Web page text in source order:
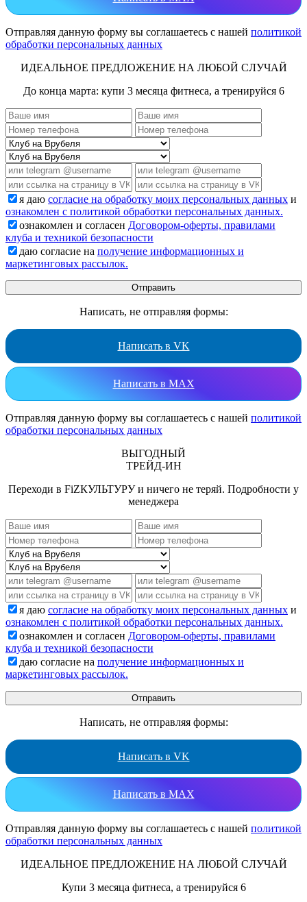
Отправляя данную форму вы соглашаетесь с нашей политикой
обработки персональных данных
ИДЕАЛЬНОЕ ПРЕДЛОЖЕНИЕ НА ЛЮБОЙ СЛУЧАЙ
До конца марта: купи 3 месяца фитнеса, а тренируйся 6
я даю согласие на обработку моих персональных данных и
ознакомлен с политикой обработки персональных данных.
ознакомлен и согласен Договором-оферты, правилами
клуба и техникой безопасности
даю согласие на получение информационных и
маркетинговых рассылок.
Написать, не отправляя формы:
Написать в VK
Написать в MAX
Отправляя данную форму вы соглашаетесь с нашей политикой
обработки персональных данных
ВЫГОДНЫЙ
ТРЕЙД-ИН
Переходи в FiZКУЛЬТУРУ и ничего не теряй. Подробности у
менеджера
я даю согласие на обработку моих персональных данных и
ознакомлен с политикой обработки персональных данных.
ознакомлен и согласен Договором-оферты, правилами
клуба и техникой безопасности
даю согласие на получение информационных и
маркетинговых рассылок.
Написать, не отправляя формы:
Написать в VK
Написать в MAX
Отправляя данную форму вы соглашаетесь с нашей политикой
обработки персональных данных
ИДЕАЛЬНОЕ ПРЕДЛОЖЕНИЕ НА ЛЮБОЙ СЛУЧАЙ
Купи 3 месяца фитнеса, а тренируйся 6